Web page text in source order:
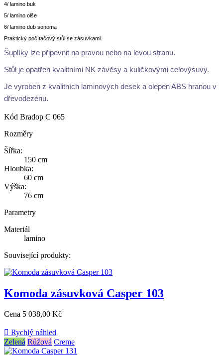
4/ lamino buk
5/ lamino olše
6/ lamino dub sonoma
Praktický počítačový stůl se zásuvkami.
Šuplíky lze připevnit na pravou nebo na levou stranu.
Stůl je opatřen kvalitními NK závěsy a kuličkovými celovýsuvy.
Je vyroben z kvalitních laminových desek a olepen ABS hranou v
dřevodezénu.
Kód Bradop C 065
Rozměry
Šířka:
150 cm
Hloubka:
60 cm
Výška:
76 cm
Parametry
Materiál
lamino
Související produkty:
Komoda zásuvková Casper 103
Cena 5 038,00 Kč
 Rychlý náhled
Zelená Růžová Creme